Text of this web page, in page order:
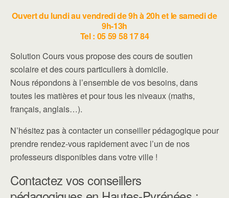
Ouvert du lundi au vendredi de 9h à 20h et le samedi de
9h-13h
Tel : 05 59 58 17 84
Solution Cours vous propose des cours de soutien
scolaire et des cours particuliers à domicile.
Nous répondons à l’ensemble de vos besoins, dans
toutes les matières et pour tous les niveaux (maths,
français, anglais…).
N’hésitez pas à contacter un conseiller pédagogique pour
prendre rendez-vous rapidement avec l’un de nos
professeurs disponibles dans votre ville !
Contactez vos conseillers